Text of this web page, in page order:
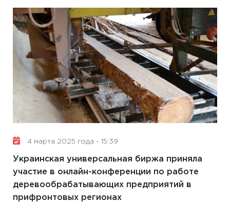
4 марта 2025 года - 15:39
Украинская универсальная биржа приняла
участие в онлайн-конференции по работе
деревообрабатывающих предприятий в
прифронтовых регионах